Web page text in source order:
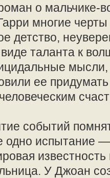
о мальчике-
многие
детство,
таланта к
мысли,
ее
событий
одно испытание
известность
У Джоан